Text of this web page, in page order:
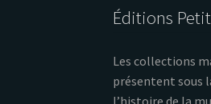
Éditions
Les collections
présentent sous
l’histoire de la